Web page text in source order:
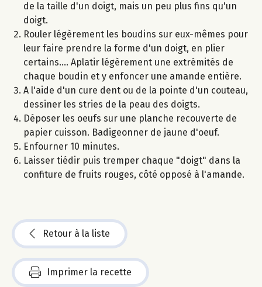
de la taille d'un doigt, mais un peu plus fins qu'un
doigt.
Rouler légèrement les boudins sur eux-mêmes pour
leur faire prendre la forme d'un doigt, en plier
certains.... Aplatir légèrement une extrémités de
chaque boudin et y enfoncer une amande entière.
A l'aide d'un cure dent ou de la pointe d'un couteau,
dessiner les stries de la peau des doigts.
Déposer les oeufs sur une planche recouverte de
papier cuisson. Badigeonner de jaune d'oeuf.
Enfourner 10 minutes.
Laisser tiédir puis tremper chaque "doigt" dans la
confiture de fruits rouges, côté opposé à l'amande.
Retour à la liste
Imprimer la recette